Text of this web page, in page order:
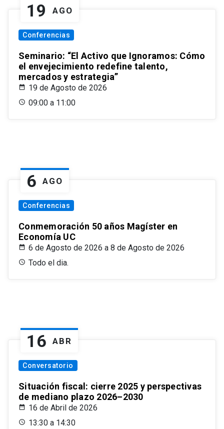
19 AGO
Conferencias
Seminario: “El Activo que Ignoramos: Cómo
el envejecimiento redefine talento,
mercados y estrategia”
19 de Agosto de 2026
09:00 a 11:00
6 AGO
Conferencias
Conmemoración 50 años Magíster en
Economía UC
6 de Agosto de 2026 a 8 de Agosto de 2026
Todo el dia.
16 ABR
Conversatorio
Situación fiscal: cierre 2025 y perspectivas
de mediano plazo 2026–2030
16 de Abril de 2026
13:30 a 14:30